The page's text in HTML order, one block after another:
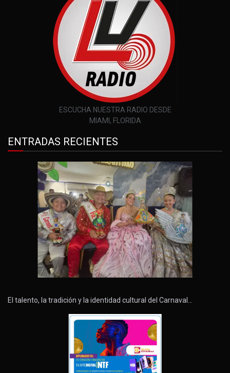
ESCUCHA NUESTRA RADIO DESDE
MIAMI, FLORIDA
ENTRADAS RECIENTES
El talento, la tradición y la identidad cultural del Carnaval…